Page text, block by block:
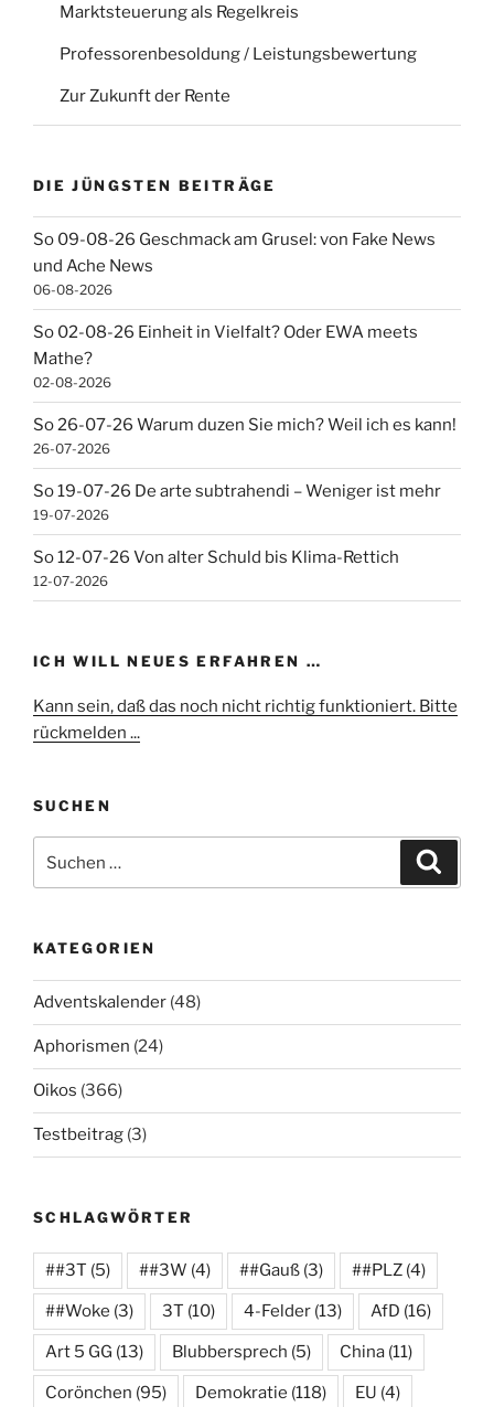
Marktsteuerung als Regelkreis
Professorenbesoldung / Leistungsbewertung
Zur Zukunft der Rente
DIE JÜNGSTEN BEITRÄGE
So 09-08-26 Geschmack am Grusel: von Fake News
und Ache News
06-08-2026
So 02-08-26 Einheit in Vielfalt? Oder EWA meets
Mathe?
02-08-2026
So 26-07-26 Warum duzen Sie mich? Weil ich es kann!
26-07-2026
So 19-07-26 De arte subtrahendi – Weniger ist mehr
19-07-2026
So 12-07-26 Von alter Schuld bis Klima-Rettich
12-07-2026
ICH WILL NEUES ERFAHREN …
Kann sein, daß das noch nicht richtig funktioniert. Bitte
rückmelden ...
SUCHEN
nach:
KATEGORIEN
Adventskalender (48)
Aphorismen (24)
Oikos (366)
Testbeitrag (3)
SCHLAGWÖRTER
##3T (5) ##3W (4) ##Gauß (3) ##PLZ (4)
##Woke (3) 3T (10) 4-Felder (13) AfD (16)
Art 5 GG (13) Blubbersprech (5) China (11)
Corönchen (95) Demokratie (118) EU (4)